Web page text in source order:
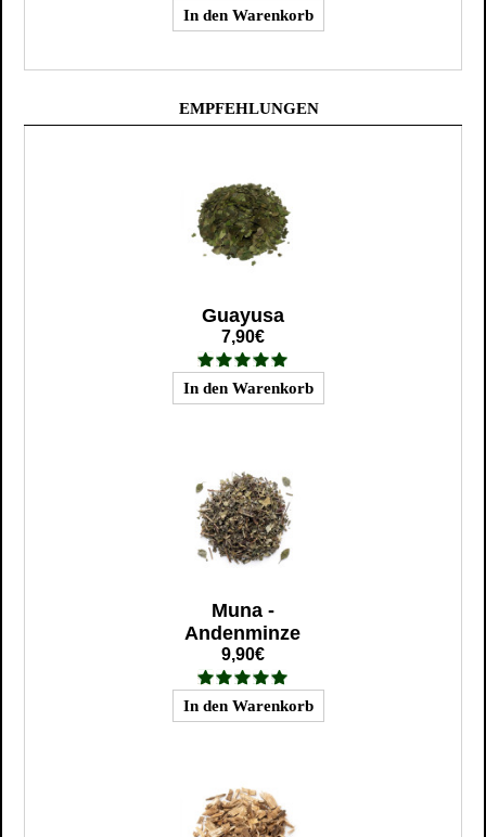
EMPFEHLUNGEN
Guayusa
7,90€
Muna -
Andenminze
9,90€